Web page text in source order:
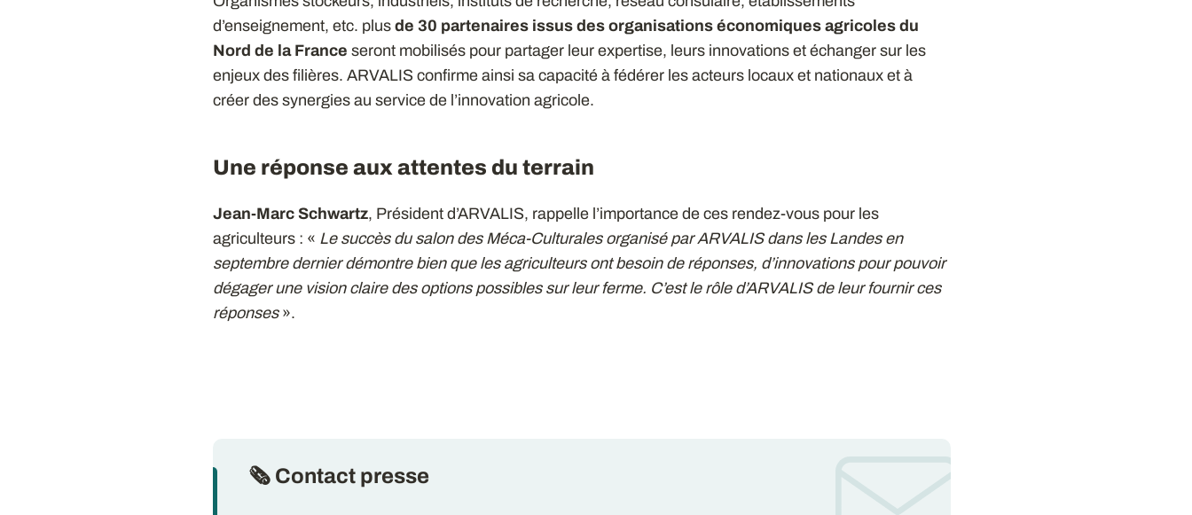
d’enseignement, etc. plus de 30 partenaires issus des organisations économiques agricoles du
Nord de la France seront mobilisés pour partager leur expertise, leurs innovations et échanger sur les
enjeux des filières. ARVALIS confirme ainsi sa capacité à fédérer les acteurs locaux et nationaux et à
créer des synergies au service de l’innovation agricole.
Une réponse aux attentes du terrain
Jean-Marc Schwartz, Président d’ARVALIS, rappelle l’importance de ces rendez-vous pour les
agriculteurs : « Le succès du salon des Méca-Culturales organisé par ARVALIS dans les Landes en
septembre dernier démontre bien que les agriculteurs ont besoin de réponses, d’innovations pour pouvoir
dégager une vision claire des options possibles sur leur ferme. C’est le rôle d’ARVALIS de leur fournir ces
réponses ».
🗞 Contact presse